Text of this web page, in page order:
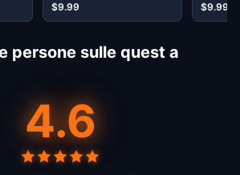
$9.99 $9.99
persone sulle quest a
4.6